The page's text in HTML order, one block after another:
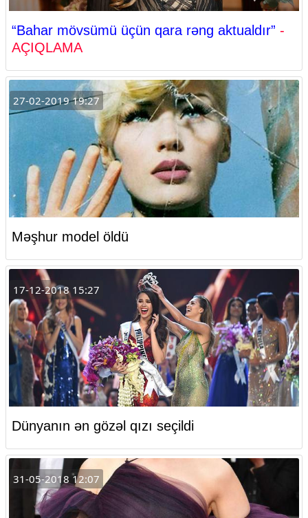
“Bahar mövsümü üçün qara rəng aktualdır” -
AÇIQLAMA
27-02-2019 19:27
Məşhur model öldü
17-12-2018 15:27
Dünyanın ən gözəl qızı seçildi
31-05-2018 12:07